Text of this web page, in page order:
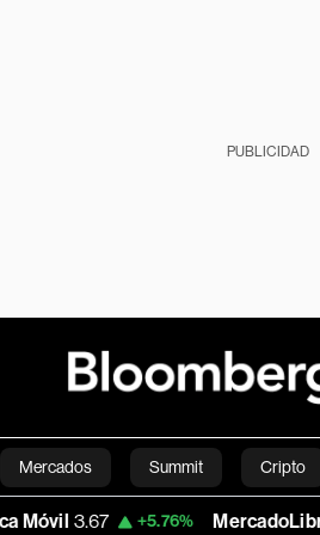
PUBLICIDAD
Mercados Summit Cripto
Economía Estilo de vida
+5.76% MercadoLibre 1,890.05